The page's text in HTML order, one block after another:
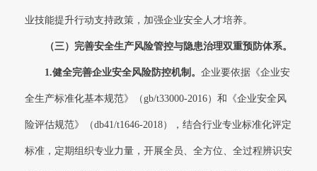
业技能提升行动支持政策，加强企业安全人才培养。
（三） 完善安全生产风险管控与隐患治理双重预防体系。
1.健全完善企业安全风险防控机制。 企业要依据《企业安
全生产标准化基本规范》（gb/t33000-2016）和《企业安全风
险评估规范》（db41/t1646-2018），结合行业专业标准化评定
标准，定期组织专业力量，开展全员、全方位、全过程辨识安